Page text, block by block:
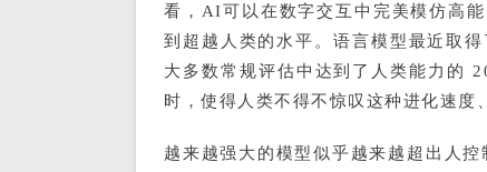
看，AI可以在数字交互中完美模仿高
到超越人类的水平。语言模型最近取
大多数常规评估中达到了人类能力的
时，使得人类不得不惊叹这种进化速度
越来越强大的模型似乎越来越超出人